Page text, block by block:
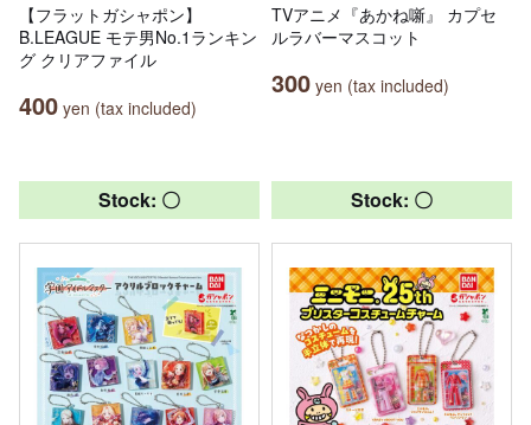
【フラットガシャポン】
B.LEAGUE モテ男No.1ランキン
グ クリアファイル
400 yen (tax included)
TVアニメ『あかね噺』 カプセ
ルラバーマスコット
300 yen (tax included)
Stock: 〇 Stock: 〇